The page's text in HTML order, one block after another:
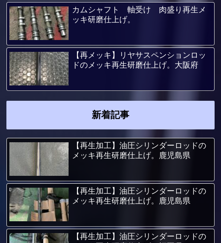
カムシャフト 軸受け 肉盛り再生メ
ッキ研磨仕上げ。
【再メッキ】リヤサスペンションロッ
ドのメッキ再生研磨仕上げ。大阪府
新着記事
【再生加工】油圧シリンダーロッドの
メッキ再生研磨仕上げ。鹿児島県
【再生加工】油圧シリンダーロッドの
メッキ再生研磨仕上げ。鹿児島県
【再生加工】油圧シリンダーロッドの